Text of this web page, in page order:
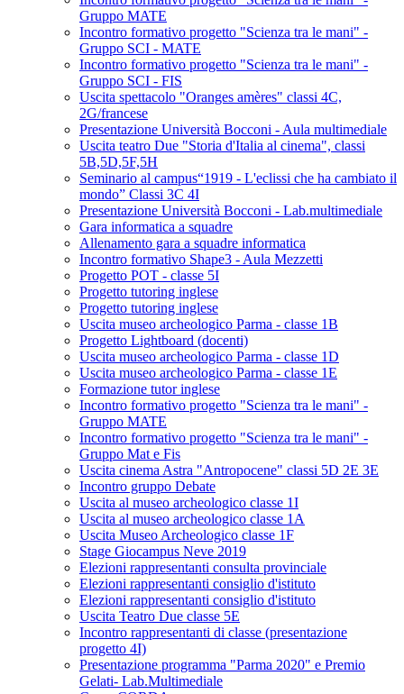
Gruppo MATE
Incontro formativo progetto "Scienza tra le mani" -
Gruppo SCI - MATE
Incontro formativo progetto "Scienza tra le mani" -
Gruppo SCI - FIS
Uscita spettacolo "Oranges amères" classi 4C,
2G/francese
Presentazione Università Bocconi - Aula multimediale
Uscita teatro Due "Storia d'Italia al cinema", classi
5B,5D,5F,5H
Seminario al campus“1919 - L'eclissi che ha cambiato il
mondo” Classi 3C 4I
Presentazione Università Bocconi - Lab.multimediale
Gara informatica a squadre
Allenamento gara a squadre informatica
Incontro formativo Shape3 - Aula Mezzetti
Progetto POT - classe 5I
Progetto tutoring inglese
Progetto tutoring inglese
Uscita museo archeologico Parma - classe 1B
Progetto Lightboard (docenti)
Uscita museo archeologico Parma - classe 1D
Uscita museo archeologico Parma - classe 1E
Formazione tutor inglese
Incontro formativo progetto "Scienza tra le mani" -
Gruppo MATE
Incontro formativo progetto "Scienza tra le mani" -
Gruppo Mat e Fis
Uscita cinema Astra "Antropocene" classi 5D 2E 3E
Incontro gruppo Debate
Uscita al museo archeologico classe 1I
Uscita al museo archeologico classe 1A
Uscita Museo Archeologico classe 1F
Stage Giocampus Neve 2019
Elezioni rappresentanti consulta provinciale
Elezioni rappresentanti consiglio d'istituto
Elezioni rappresentanti consiglio d'istituto
Uscita Teatro Due classe 5E
Incontro rappresentanti di classe (presentazione
progetto 4I)
Presentazione programma "Parma 2020" e Premio
Gelati- Lab.Multimediale